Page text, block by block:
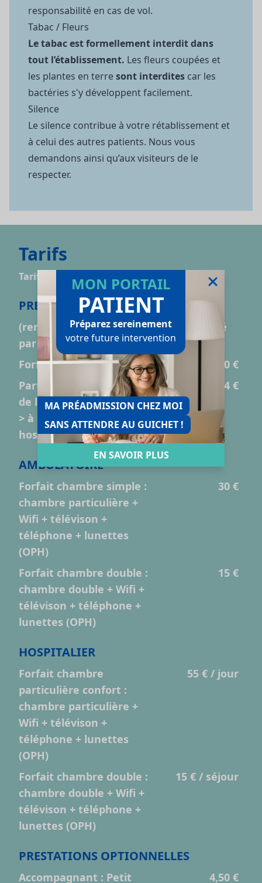
MON PORTAIL
PATIENT
Préparez sereinement
votre future intervention
MA PRÉADMISSION CHEZ MOI
SANS ATTENDRE AU GUICHET !
EN SAVOIR PLUS
responsabilité en cas de vol.
Tabac / Fleurs
Le tabac est formellement interdit dans
tout l’établissement. Les fleurs coupées et
les plantes en terresont interdites car les
bactéries s'y développent facilement.
Silence
Le silence contribue à votre rétablissement et
à celui des autres patients. Nous vous
demandons ainsi qu’aux visiteurs de le
respecter.
Tarifs
Tarifs applicables TTC au 1 janvier 2023
PRESTATIONS CONVENTIONNÉES
(remboursables en partie ou en totalité
par les mutuelles)
Forfait journalier
20 €
Participation forfaitaire
de l’assuré pour tout acte
> à 120 € (par
hospitalisation)
24 €
AMBULATOIRE
Forfait chambre simple :
chambre particulière +
Wifi + télévison +
téléphone + lunettes
(OPH)
30 €
Forfait chambre double :
chambre double + Wifi +
télévison + téléphone +
lunettes (OPH)
15 €
HOSPITALIER
Forfait chambre
particulière confort :
chambre particulière +
Wifi + télévison +
téléphone + lunettes
(OPH)
55 € / jour
Forfait chambre double :
chambre double + Wifi +
télévison + téléphone +
lunettes (OPH)
15 € / séjour
PRESTATIONS OPTIONNELLES
Accompagnant : Petit
4,50 €